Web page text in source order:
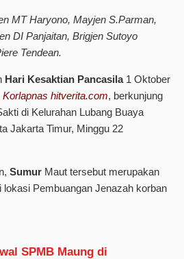
MT Haryono, Mayjen S.Parman,
DI Panjaitan, Brigjen Sutoyo
Tendean.
Hari Kesaktian Pancasila1 Oktober
hitverita.com, berkunjung
di Kelurahan Lubang Buaya
Jakarta Timur, Minggu 22
Sumur Maut tersebut merupakan
lokasi Pembuangan Jenazah korban
SPMB Maung di